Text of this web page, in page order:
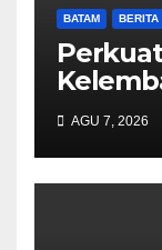
BATAM BERITA
dan
Obat
AGU 7, 2026